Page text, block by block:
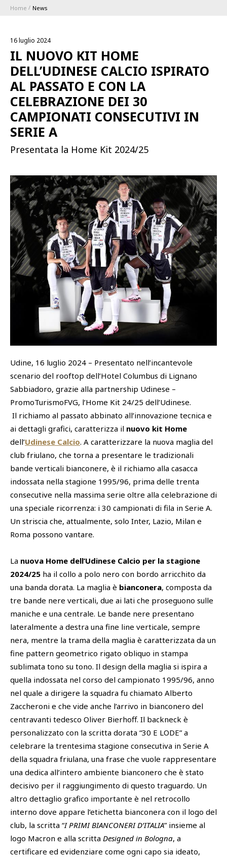
1896 MEMBERSHIP PROGRAM
STAGIONE
Serie A
Calendari e Risultati
Classifiche
CLUB
Academy
Cattedra Universidad Europea
Esports
SPONSOR
SQUADRE
SHOP
PHOTOGALLERY
Home News
16 luglio 2024
IL NUOVO KIT HOME
DELL’UDINESE CALCIO ISPIRATO
AL PASSATO E CON LA
CELEBRAZIONE DEI 30
CAMPIONATI CONSECUTIVI IN
SERIE A
Presentata la Home Kit 2024/25
Udine, 16 luglio 2024 – Presentato nell’incantevole
scenario del rooftop dell’Hotel Columbus di Lignano
Sabbiadoro, grazie alla partnership Udinese –
PromoTurismoFVG, l’Home Kit 24/25 dell’Udinese.
Il richiamo al passato abbinato all’innovazione tecnica e
ai dettagli grafici, caratterizza il nuovo kit Home
dell’Udinese Calcio. A caratterizzare la nuova maglia del
club friulano, che torna a presentare le tradizionali
bande verticali bianconere, è il richiamo alla casacca
indossata nella stagione 1995/96, prima delle trenta
consecutive nella massima serie oltre alla celebrazione di
una speciale ricorrenza: i 30 campionati di fila in Serie A.
Un striscia che, attualmente, solo Inter, Lazio, Milan e
Roma possono vantare.
La nuova Home dell’Udinese Calcio per la stagione
2024/25 ha il collo a polo nero con bordo arricchito da
una banda dorata. La maglia è bianconera, composta da
tre bande nere verticali, due ai lati che proseguono sulle
maniche e una centrale. Le bande nere presentano
lateralmente a destra una fine line verticale, sempre
nera, mentre la trama della maglia è caratterizzata da un
fine pattern geometrico rigato obliquo in stampa
sublimata tono su tono. Il design della maglia si ispira a
quella indossata nel corso del campionato 1995/96, anno
nel quale a dirigere la squadra fu chiamato Alberto
Zaccheroni e che vide anche l’arrivo in bianconero del
centravanti tedesco Oliver Bierhoff. Il backneck è
personalizzato con la scritta dorata “30 E LODE” a
celebrare la trentesima stagione consecutiva in Serie A
della squadra friulana, una frase che vuole rappresentare
una dedica all’intero ambiente bianconero che è stato
decisivo per il raggiungimento di questo traguardo. Un
altro dettaglio grafico importante è nel retrocollo
interno dove appare l’etichetta bianconera con il logo del
club, la scritta “I PRIMI BIANCONERI D’ITALIA” insieme al
logo Macron e alla scritta Designed in Bologna, a
certificare ed evidenziare come ogni capo sia ideato,